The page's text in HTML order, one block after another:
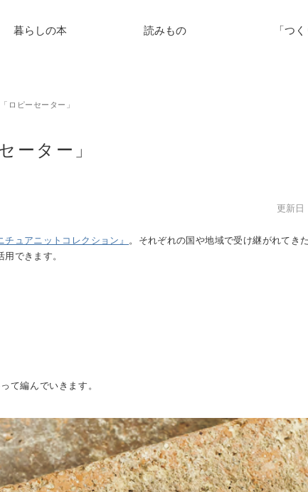
暮らしの本 読みもの 「つ
ロピーセーター」
ーター」
更新日
チュアニットコレクション』 。それぞれの国や地域で受け継がれてき
できます。
て編んでいきます。